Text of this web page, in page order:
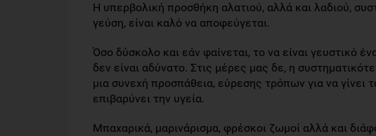
Η υπερβολική προσθήκη αλατιού, αλλά και λαδιού,
γεύση, είναι καλό να αποφεύγεται.
Όσο δύσκολο και εάν φαίνεται, το να είναι γευστικό
δεν είναι αδύνατο. Στις μέρες μας δε, η
μια συνεχή προσπάθεια, εύρεσης τρόπων για να γίνει
επιβαρύνει την υγεία.
Μπαχαρικά, μαρινάρισμα, φρέσκοι ζωμοί αλλά και